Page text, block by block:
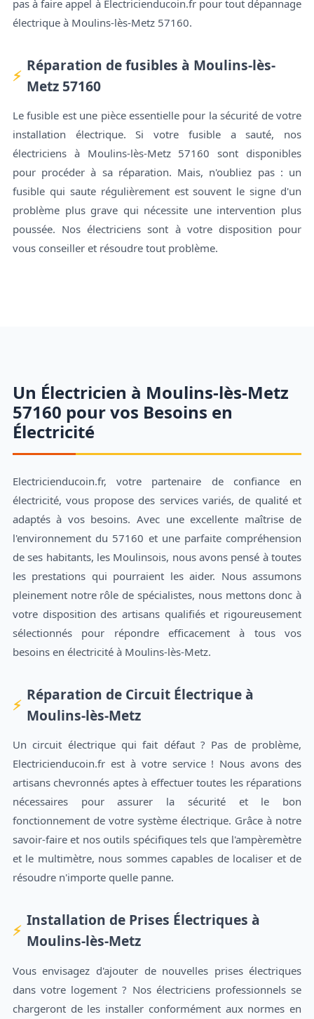
pas à faire appel à Electricienducoin.fr pour tout dépannage
électrique à Moulins-lès-Metz 57160.
Réparation de fusibles à Moulins-lès-
Metz 57160
Le fusible est une pièce essentielle pour la sécurité de votre
installation électrique. Si votre fusible a sauté, nos
électriciens à Moulins-lès-Metz 57160 sont disponibles
pour procéder à sa réparation. Mais, n'oubliez pas : un
fusible qui saute régulièrement est souvent le signe d'un
problème plus grave qui nécessite une intervention plus
poussée. Nos électriciens sont à votre disposition pour
vous conseiller et résoudre tout problème.
Un Électricien à Moulins-lès-Metz
57160 pour vos Besoins en
Électricité
Electricienducoin.fr, votre partenaire de confiance en
électricité, vous propose des services variés, de qualité et
adaptés à vos besoins. Avec une excellente maîtrise de
l'environnement du 57160 et une parfaite compréhension
de ses habitants, les Moulinsois, nous avons pensé à toutes
les prestations qui pourraient les aider. Nous assumons
pleinement notre rôle de spécialistes, nous mettons donc à
votre disposition des artisans qualifiés et rigoureusement
sélectionnés pour répondre efficacement à tous vos
besoins en électricité à Moulins-lès-Metz.
Réparation de Circuit Électrique à
Moulins-lès-Metz
Un circuit électrique qui fait défaut ? Pas de problème,
Electricienducoin.fr est à votre service ! Nous avons des
artisans chevronnés aptes à effectuer toutes les réparations
nécessaires pour assurer la sécurité et le bon
fonctionnement de votre système électrique. Grâce à notre
savoir-faire et nos outils spécifiques tels que l'ampèremètre
et le multimètre, nous sommes capables de localiser et de
résoudre n'importe quelle panne.
Installation de Prises Électriques à
Moulins-lès-Metz
Vous envisagez d'ajouter de nouvelles prises électriques
dans votre logement ? Nos électriciens professionnels se
chargeront de les installer conformément aux normes en